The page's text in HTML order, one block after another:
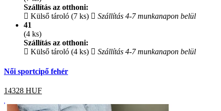
Szállítás az otthoni:
Külső tároló (7 ks)
Szállítás 4-7 munkanapon belül
41
(4 ks)
Szállítás az otthoni:
Külső tároló (4 ks)
Szállítás 4-7 munkanapon belül
Női sportcipő fehér
14328 HUF